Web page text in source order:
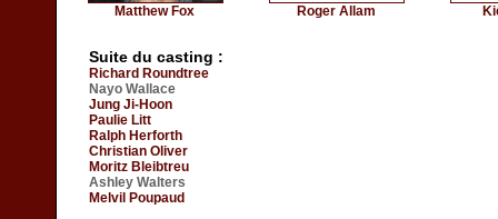
Matthew Fox Roger Allam
Suite du casting :
Richard Roundtree
Nayo Wallace
Jung Ji-Hoon
Paulie Litt
Ralph Herforth
Christian Oliver
Moritz Bleibtreu
Ashley Walters
Melvil Poupaud